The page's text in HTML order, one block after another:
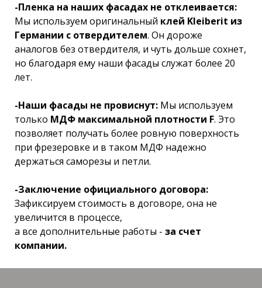
-Пленка на наших фасадах не отклеивается:
Мы используем оригинальный клей Kleiberit из
Германии с отвердителем. Он дороже
аналогов без отвердителя, и чуть дольше сохнет,
но благодаря ему наши фасады служат более 20
лет.
-Наши фасады не провиснут: Мы используем
только МДФ максимальной плотности F. Это
позволяет получать более ровную поверхность
при фрезеровке и в таком МДФ надежно
держаться саморезы и петли.
-Заключение официального договора:
Зафиксируем стоимость в договоре, она не
увеличится в процессе,
а все дополнительные работы - за счет
компании.